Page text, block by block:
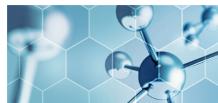
od do
Infrastruktura i telekomunikacja